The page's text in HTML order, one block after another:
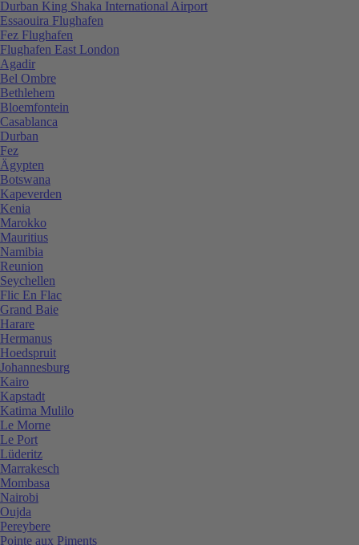
Durban King Shaka International Airport
Essaouira Flughafen
Fez Flughafen
Flughafen East London
Agadir
Bel Ombre
Bethlehem
Bloemfontein
Casablanca
Durban
Fez
Ägypten
Botswana
Kapeverden
Kenia
Marokko
Mauritius
Namibia
Reunion
Seychellen
Flic En Flac
Grand Baie
Harare
Hermanus
Hoedspruit
Johannesburg
Kairo
Kapstadt
Katima Mulilo
Le Morne
Le Port
Lüderitz
Marrakesch
Mombasa
Nairobi
Oujda
Pereybere
Pointe aux Piments